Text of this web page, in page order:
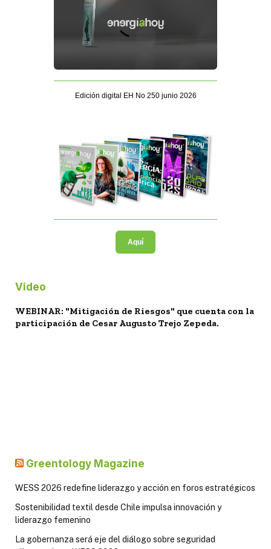
Edición digital EH No 250 junio 2026
Aquí
Video
WEBINAR: "Mitigación de Riesgos" que cuenta con la
participación de Cesar Augusto Trejo Zepeda.
Greentology Magazine
WESS 2026 redefine liderazgo y acción en foros estratégicos
Sostenibilidad textil desde Chile impulsa innovación y
liderazgo femenino
La gobernanza será eje del diálogo sobre seguridad